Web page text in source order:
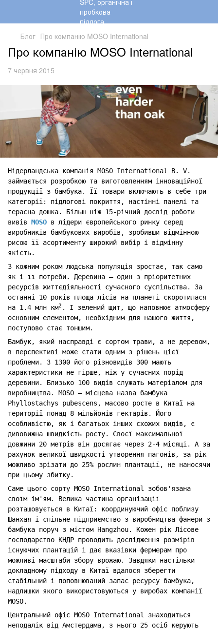
Блог Про компанію MOSO International
Про компанію MOSO International
7 червня 2015
Нідерландська компанія MOSO International B. V.
займається розробкою та виготовленням інноваційної
продукції з бамбука. Її товари включають в себе три
категорії: підлогові покриття, настінні панелі та
терасна дошка. Більш ніж 15-річний досвід роботи
вивів MOSO в лідери європейського ринку серед
виробників бамбукових виробів, зробивши відмінною
рисою її асортименту широкий вибір і відмінну
якість.
З кожним роком людська популяція зростає, так само
як і її потреби. Деревина ― один з пріоритетних
ресурсів життєдіяльності сучасного суспільства. За
останні 10 років площа лісів на планеті скоротилася
на 1.4 млн км2 . І зелений щит, що наповнює атмосферу
основним елементом, необхідним для нашого життя,
поступово стає тоншим.
Бамбук, який насправді є сортом трави, а не деревом,
в перспективі може стати одним з рішень цієї
проблеми. З 1300 його різновидів 300 мають
характеристики не гірше, ніж у сучасних порід
деревини. Близько 100 видів служать матеріалом для
виробництва. MOSO ― місцева назва бамбука
Phyllostachys pubescens, масово росте в Китаї на
території понад 8 мільйонів гектарів. Його
особливістю, як і багатьох інших схожих видів, є
дивовижна швидкість росту. Своєї максимальної
довжини 20 метрів він досягає через 2-4 місяці. А за
рахунок великої швидкості утворення пагонів, за рік
можливо зрізати до 25% рослин плантації, не наносячи
при цьому збитку.
Саме цього сорту MOSO International зобов'язана
своїм ім'ям. Велика частина організації
розташовується в Китаї: координуючий офіс поблизу
Шанхая і спільне підприємство з виробництва фанери з
бамбука поруч з містом Hangzhou. Кожен рік Лісове
господарство КНДР проводить дослідження розмірів
існуючих плантацій і дає вказівки фермерам про
можливі масштаби збору врожаю. Завдяки настільки
докладному підходу в Китаї вдалося зберегти
стабільний і поповнюваний запас ресурсу бамбука,
надлишки якого використовуються у виробах компанії
MOSO.
Центральний офіс MOSO International знаходиться
неподалік від Амстердама, з нього 25 осіб керують